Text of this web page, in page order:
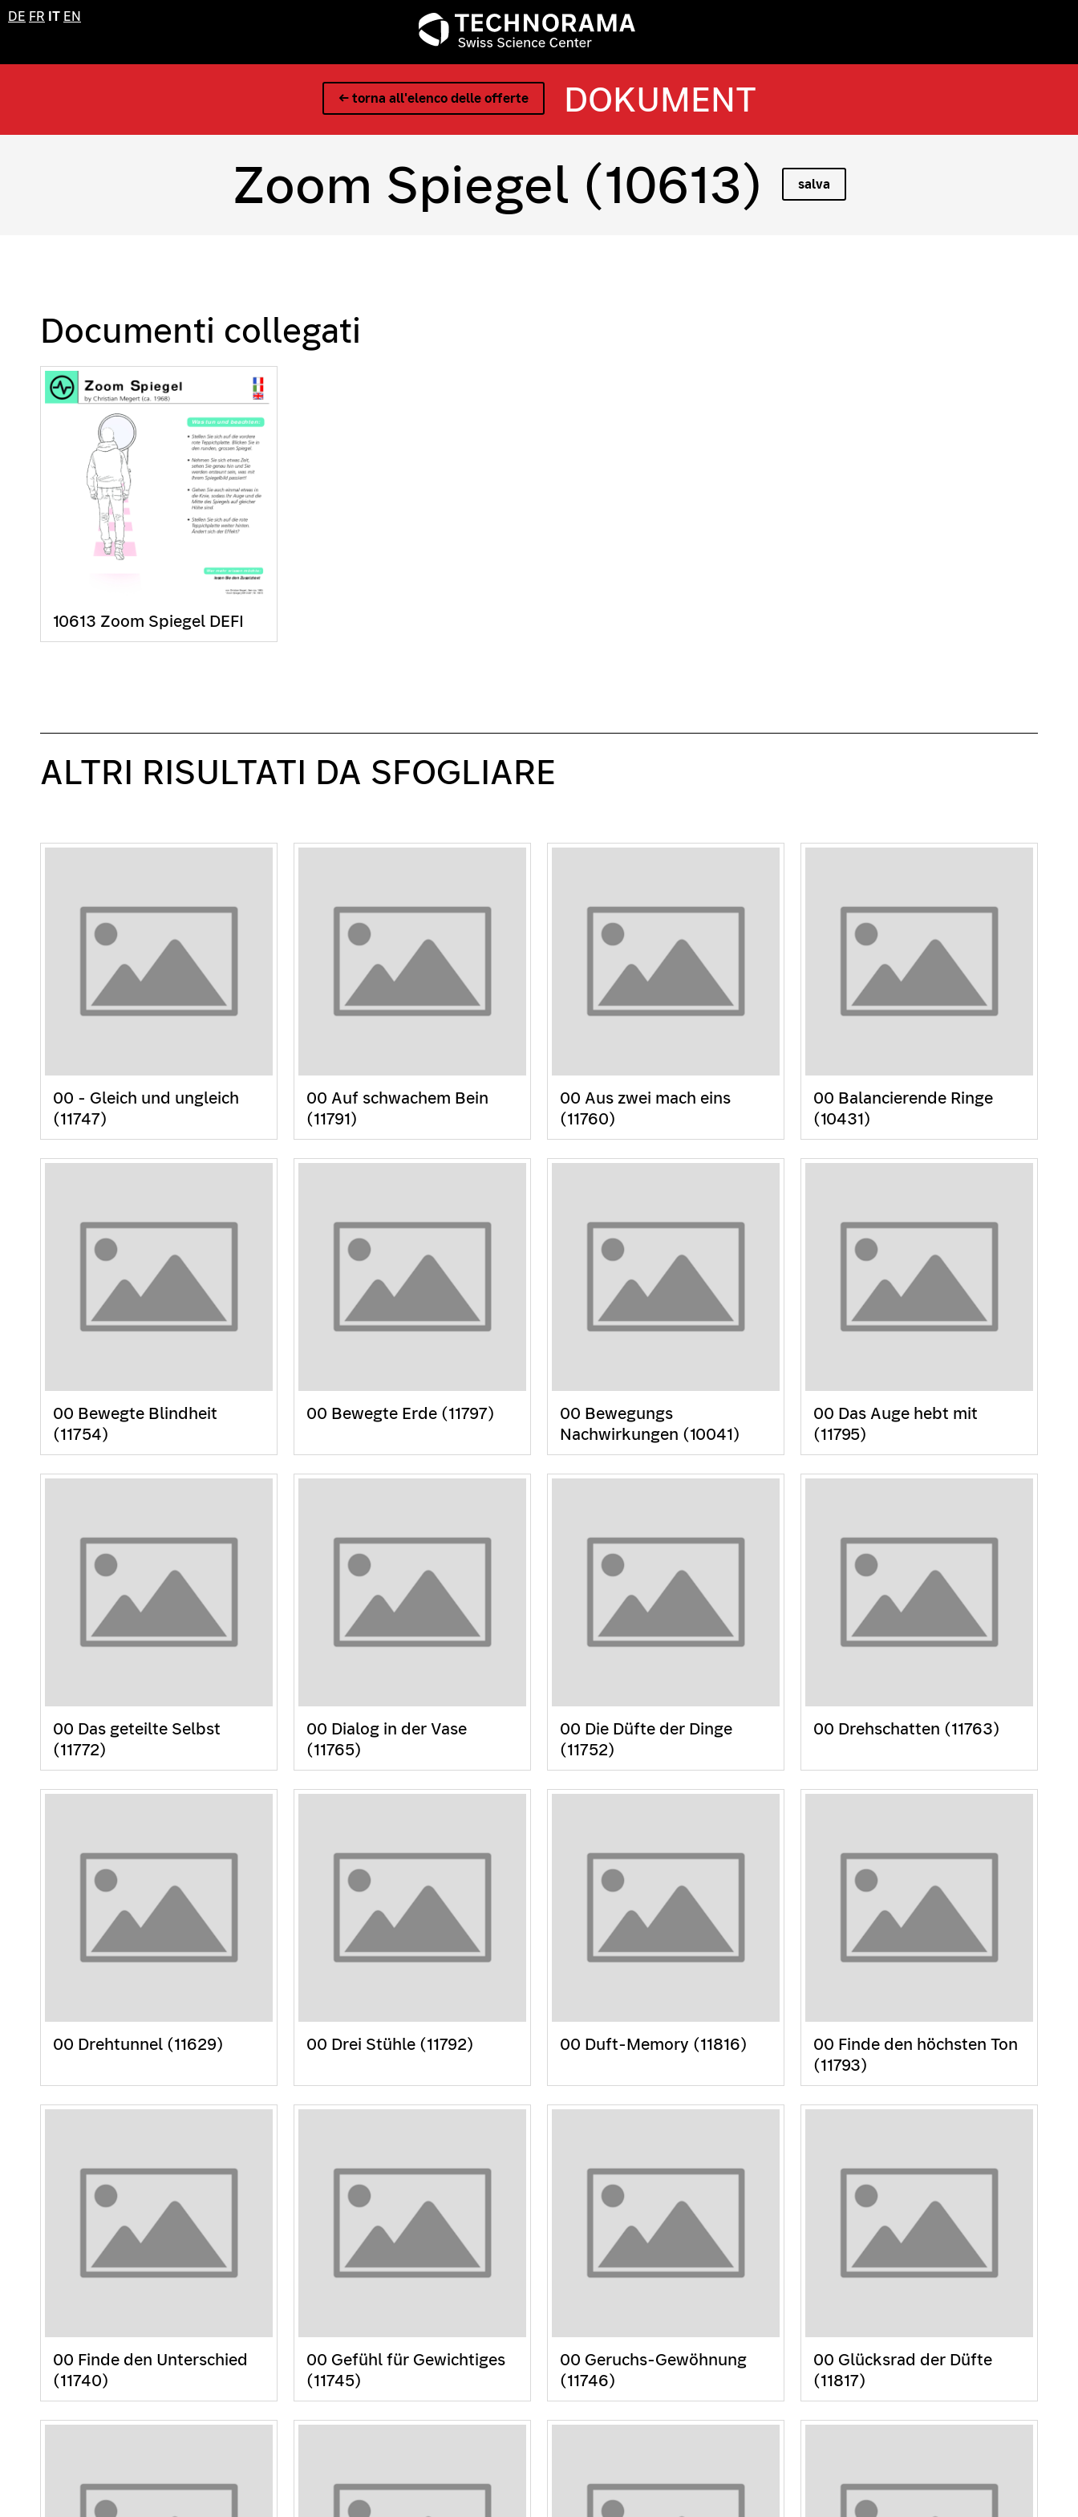
DE FR IT EN
← torna all'elenco delle offerte DOKUMENT
Zoom Spiegel (10613) salva
Documenti collegati
10613 Zoom Spiegel DEFI
ALTRI RISULTATI DA SFOGLIARE
00 - Gleich und ungleich
(11747)
00 Auf schwachem Bein
(11791)
00 Aus zwei mach eins
(11760)
00 Balancierende Ringe
(10431)
00 Bewegte Blindheit
(11754)
00 Bewegte Erde (11797)
00 Bewegungs
Nachwirkungen (10041)
00 Das Auge hebt mit
(11795)
00 Das geteilte Selbst
(11772)
00 Dialog in der Vase
(11765)
00 Die Düfte der Dinge
(11752)
00 Drehschatten (11763)
00 Drehtunnel (11629) 00 Drei Stühle (11792) 00 Duft-Memory (11816)
00 Finde den höchsten Ton
(11793)
00 Finde den Unterschied
(11740)
00 Gefühl für Gewichtiges
(11745)
00 Geruchs-Gewöhnung
(11746)
00 Glücksrad der Düfte
(11817)